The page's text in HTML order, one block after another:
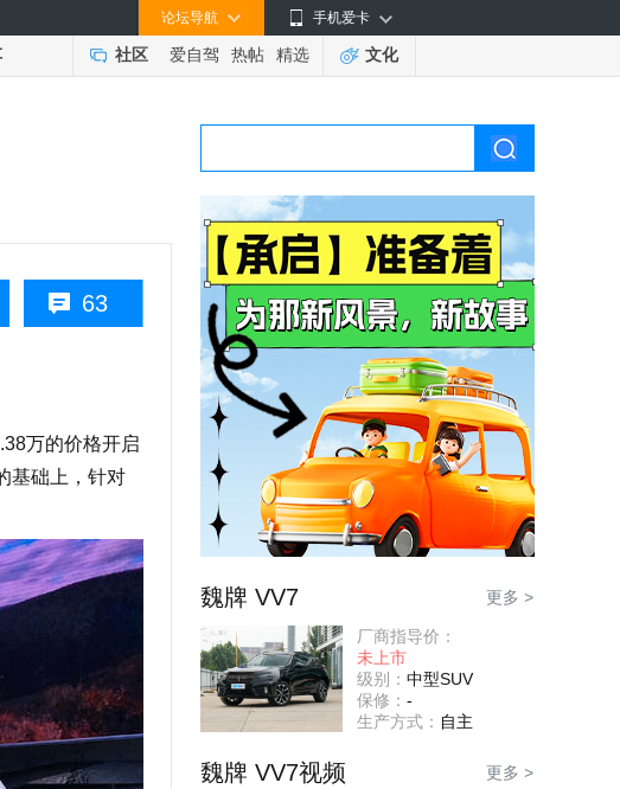
手机爱卡
论坛导航
社区 爱自驾 热帖 精选 文化
63
万的价格开启
基础上，针对
魏牌 VV7 更多 >
厂商指导价：
未上市
级别： 中型SUV
保修： -
生产方式： 自主
魏牌 VV7视频 更多 >